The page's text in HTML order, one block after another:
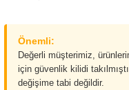
Önemli:
Değerli müşterimiz,
için güvenlik kilidi
değişime tabi değildir.